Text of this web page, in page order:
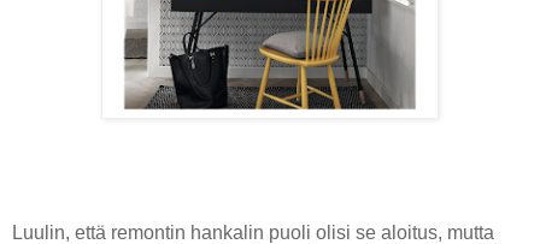
Luulin, että remontin hankalin puoli olisi se aloitus, mutta